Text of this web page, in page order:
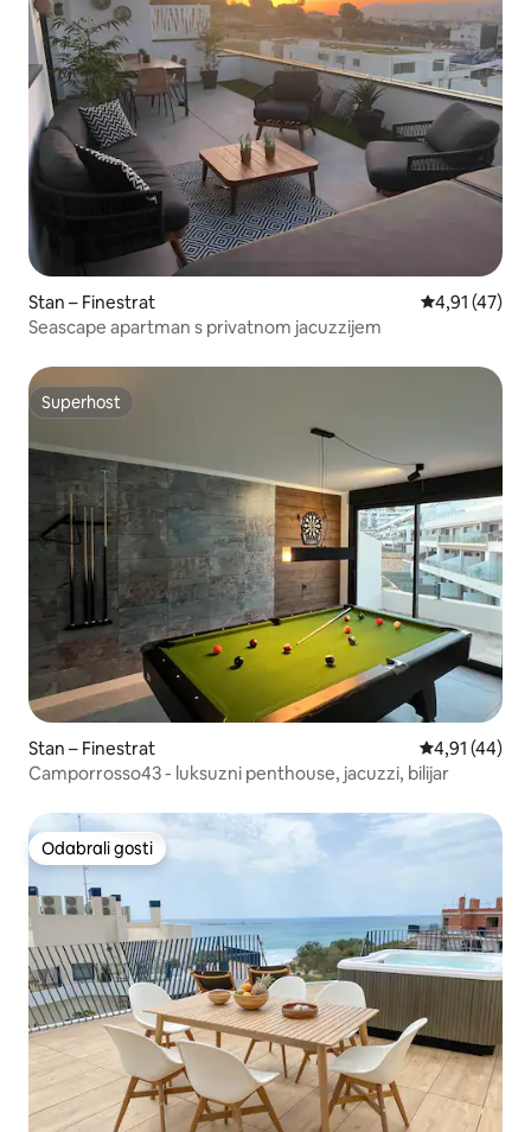
Stan – Finestrat Prosječna
4,91 (47)
Seascape apartman s privatnom jacuzzijem
Superhost
Superhost
Stan – Finestrat Prosječna
4,91 (44)
Camporrosso43 - luksuzni penthouse, jacuzzi, bilijar
Odabrali gosti
Odabrali gosti